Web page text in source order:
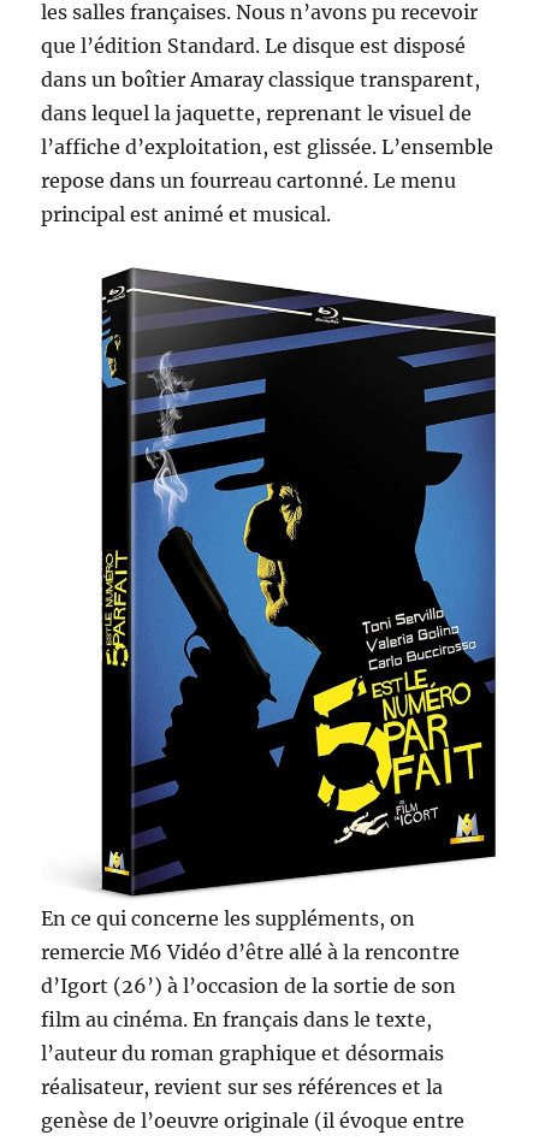
les salles françaises. Nous n’avons pu recevoir
que l’édition Standard. Le disque est disposé
dans un boîtier Amaray classique transparent,
dans lequel la jaquette, reprenant le visuel de
l’affiche d’exploitation, est glissée. L’ensemble
repose dans un fourreau cartonné. Le menu
principal est animé et musical.
En ce qui concerne les suppléments, on
remercie M6 Vidéo d’être allé à la rencontre
d’Igort (26’) à l’occasion de la sortie de son
film au cinéma. En français dans le texte,
l’auteur du roman graphique et désormais
réalisateur, revient sur ses références et la
genèse de l’oeuvre originale (il évoque entre